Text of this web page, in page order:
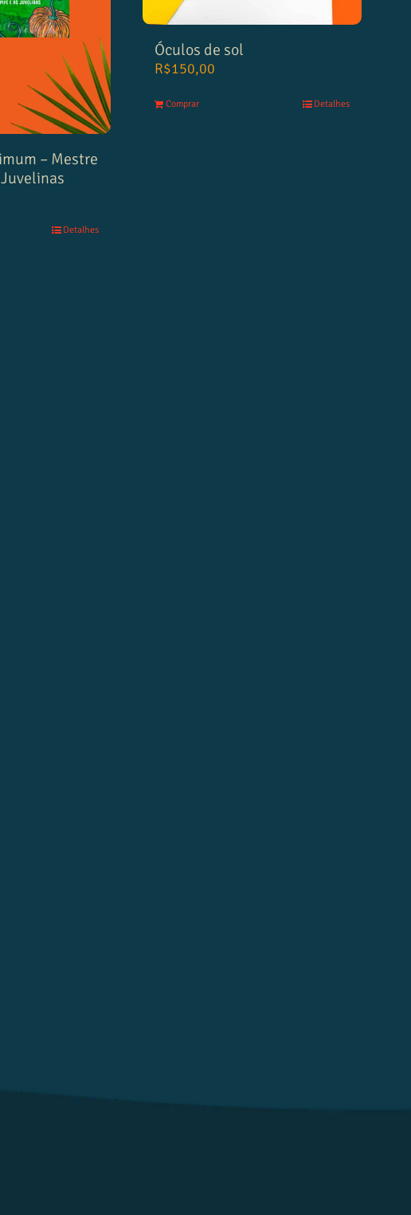
– Mestre
Detalhes
Óculos de sol
R$150,00
Comprar Detalhes